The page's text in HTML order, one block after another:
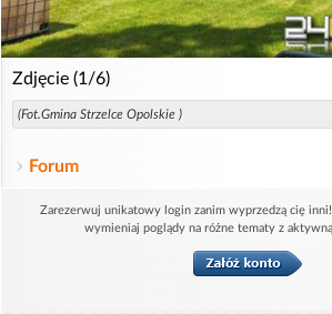
Zdjęcie (1/6)
(Fot.Gmina Strzelce Opolskie )
Forum
Zarezerwuj unikatowy login zanim wyprzedzą cię
wymieniaj poglądy na różne tematy z aktywną